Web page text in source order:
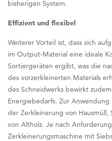
bisherigen System.
Effizient und flexibel
Weiterer Vorteil ist, dass sich
im Output-Material eine ideale
Sortiergeräten ergibt, was die
des vorzerkleinerten Materials
des Schneidwerks bewirkt
Energiebedarfs. Zur
der Zerkleinerung von
von Altholz. Je nach
Zerkleinerungsmaschine mit